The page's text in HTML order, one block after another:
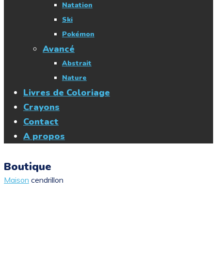
Natation
Ski
Pokémon
Avancé
Abstrait
Nature
Livres de Coloriage
Crayons
Contact
A propos
Boutique
Maison cendrillon